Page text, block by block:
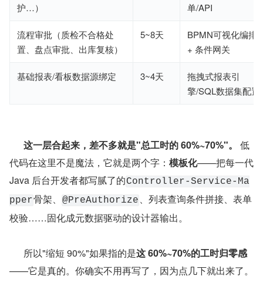
护…） 单/API
流程审批（质检不合格处
置、盘点审批、出库复核）
5~8天
BPMN可视化编排
+ 条件网关
基础报表/看板数据源绑定 3~4天
拖拽式报表引
擎/SQL数据集配置
这一层合起来，差不多就是"总工时的 60%~70%"。
低
代码在这里不是魔法，它就是两个字： 模板化——把每一代
Java 后台开发者都写腻了的Controller-Service-Ma
pper骨架、 @PreAuthorize 、列表查询条件拼接、表单
校验……固化成元数据驱动的设计器输出。
      所以"缩短 90%"如果指的是
这 60%~70%的工时归零感
——它是真的。你确实不用再写了，因为点几下就出来了。